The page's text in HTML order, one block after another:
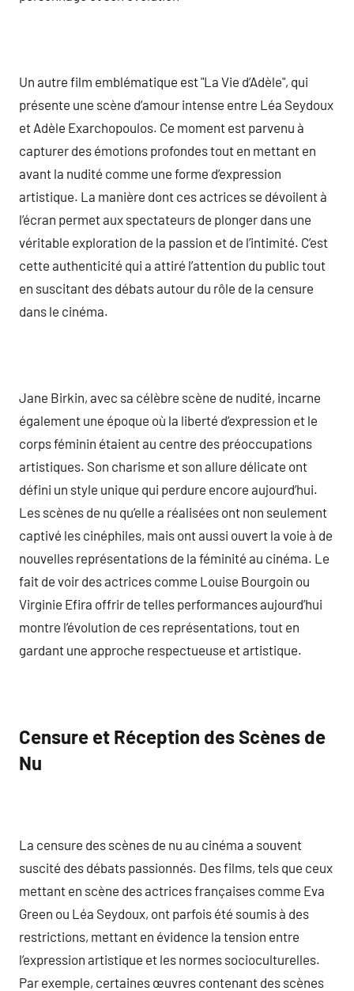
Un autre film emblématique est "La Vie d’Adèle", qui
présente une scène d’amour intense entre Léa Seydoux
et Adèle Exarchopoulos. Ce moment est parvenu à
capturer des émotions profondes tout en mettant en
avant la nudité comme une forme d’expression
artistique. La manière dont ces actrices se dévoilent à
l’écran permet aux spectateurs de plonger dans une
véritable exploration de la passion et de l’intimité. C’est
cette authenticité qui a attiré l’attention du public tout
en suscitant des débats autour du rôle de la censure
dans le cinéma.
Jane Birkin, avec sa célèbre scène de nudité, incarne
également une époque où la liberté d’expression et le
corps féminin étaient au centre des préoccupations
artistiques. Son charisme et son allure délicate ont
défini un style unique qui perdure encore aujourd’hui.
Les scènes de nu qu’elle a réalisées ont non seulement
captivé les cinéphiles, mais ont aussi ouvert la voie à de
nouvelles représentations de la féminité au cinéma. Le
fait de voir des actrices comme Louise Bourgoin ou
Virginie Efira offrir de telles performances aujourd’hui
montre l’évolution de ces représentations, tout en
gardant une approche respectueuse et artistique.
Censure et Réception des Scènes de
Nu
La censure des scènes de nu au cinéma a souvent
suscité des débats passionnés. Des films, tels que ceux
mettant en scène des actrices françaises comme Eva
Green ou Léa Seydoux, ont parfois été soumis à des
restrictions, mettant en évidence la tension entre
l’expression artistique et les normes socioculturelles.
Par exemple, certaines œuvres contenant des scènes